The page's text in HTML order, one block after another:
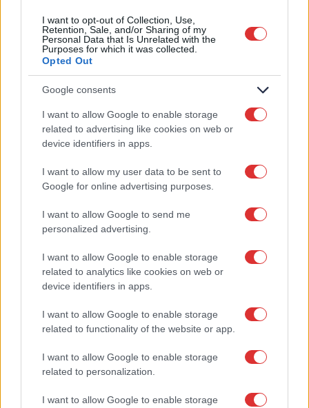
I want to opt-out of Collection, Use,
Retention, Sale, and/or Sharing of my
Personal Data that Is Unrelated with the
Purposes for which it was collected.
Opted Out
Google consents
I want to allow Google to enable storage
related to advertising like cookies on web or
device identifiers in apps.
I want to allow my user data to be sent to
Google for online advertising purposes.
I want to allow Google to send me
personalized advertising.
I want to allow Google to enable storage
related to analytics like cookies on web or
device identifiers in apps.
I want to allow Google to enable storage
related to functionality of the website or app.
I want to allow Google to enable storage
related to personalization.
I want to allow Google to enable storage
θέρμανση
Χαρακτηριστικά εσωτερικής μονάδας
Διαστάσεις εσωτερικής
200x900x291
Βάρος εσωτερικής μονάδας
μονάδας (ΥxΠxΒ) 0
Επιπρόσθετα χαρακτηριστικά
WIFI
προαιρετικό
ΦίλτροΨυχρού καταλύτη
Φίλτρο
Βιταμίνης C
Ιόντων αργυρίου
Καταλληλότητα για χώρους
Καλύπτει χώρους (m²) έως 40τ.μ